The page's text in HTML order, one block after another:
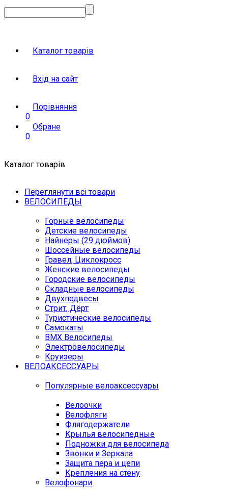
Каталог товарів
Вхід на сайт
Порівняння
0
Обране
0
Каталог товарів
Переглянути всі товари
ВЕЛОСИПЕДЫ
Горные велосипеды
Детские велосипеды
Найнеры (29 дюймов)
Шоссейные велосипеды
Гравел, Циклокросс
Женские велосипеды
Городcкие велосипеды
Складные велосипеды
Двухподвесы
Стрит, Дёрт
Туристические велосипеды
Самокаты
BMX Велосипеды
Электровелосипеды
Круизеры
ВЕЛОАКСЕССУАРЫ
Популярные велоаксессуары
Велоочки
Велофляги
Флягодержатели
Крылья велосипедные
Подножки для велосипеда
Звонки и Зеркала
Защита пера и цепи
Крепления на стену
Велофонари